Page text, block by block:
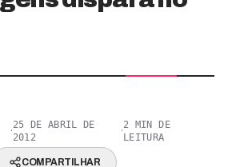
·25 DE ABRIL DE
2012
·2 MIN DE
LEITURA
COMPARTILHAR